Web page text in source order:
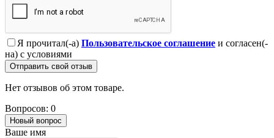
Я прочитал(-а) Пользовательское соглашение и согласен(-
на) с условиями
Отправить свой отзыв
Нет отзывов об этом товаре.
Вопросов: 0
Новый вопрос
Ваше имя